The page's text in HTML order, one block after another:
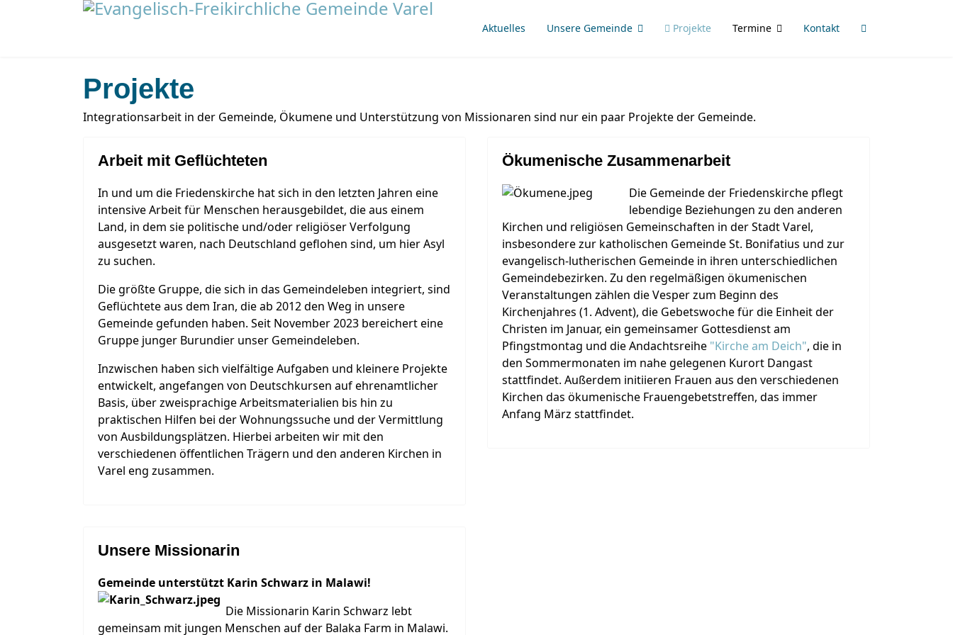
Aktuelles Unsere Gemeinde Projekte Termine Kontakt
Projekte
Integrationsarbeit in der Gemeinde, Ökumene und Unterstützung von Missionaren sind nur ein paar Projekte der Gemeinde.
Arbeit mit Geflüchteten
In und um die Friedenskirche hat sich in den letzten Jahren eine
intensive Arbeit für Menschen herausgebildet, die aus einem
Land, in dem sie politische und/oder religiöser Verfolgung
ausgesetzt waren, nach Deutschland geflohen sind, um hier Asyl
zu suchen.
Die größte Gruppe, die sich in das Gemeindeleben integriert, sind
Geflüchtete aus dem Iran, die ab 2012 den Weg in unsere
Gemeinde gefunden haben. Seit November 2023 bereichert eine
Gruppe junger Burundier unser Gemeindeleben.
Inzwischen haben sich vielfältige Aufgaben und kleinere Projekte
entwickelt, angefangen von Deutschkursen auf ehrenamtlicher
Basis, über zweisprachige Arbeitsmaterialien bis hin zu
praktischen Hilfen bei der Wohnungssuche und der Vermittlung
von Ausbildungsplätzen. Hierbei arbeiten wir mit den
verschiedenen öffentlichen Trägern und den anderen Kirchen in
Varel eng zusammen.
Ökumenische Zusammenarbeit
Die Gemeinde der Friedenskirche pflegt
lebendige Beziehungen zu den anderen
Kirchen und religiösen Gemeinschaften in der Stadt Varel,
insbesondere zur katholischen Gemeinde St. Bonifatius und zur
evangelisch-lutherischen Gemeinde in ihren unterschiedlichen
Gemeindebezirken. Zu den regelmäßigen ökumenischen
Veranstaltungen zählen die Vesper zum Beginn des
Kirchenjahres (1. Advent), die Gebetswoche für die Einheit der
Christen im Januar, ein gemeinsamer Gottesdienst am
Pfingstmontag und die Andachtsreihe "Kirche am Deich", die in
den Sommermonaten im nahe gelegenen Kurort Dangast
stattfindet. Außerdem initiieren Frauen aus den verschiedenen
Kirchen das ökumenische Frauengebetstreffen, das immer
Anfang März stattfindet.
Unsere Missionarin
Gemeinde unterstützt Karin Schwarz in Malawi!
Die Missionarin Karin Schwarz lebt
gemeinsam mit jungen Menschen auf der Balaka Farm in Malawi.